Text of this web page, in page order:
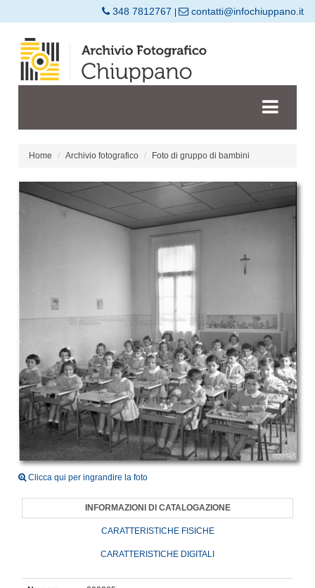
348 7812767 contatti@infochiuppano.it
Home Archivio fotografico Foto di gruppo di bambini
Clicca qui per ingrandire la foto
INFORMAZIONI DI CATALOGAZIONE
CARATTERISTICHE FISICHE
CARATTERISTICHE DIGITALI